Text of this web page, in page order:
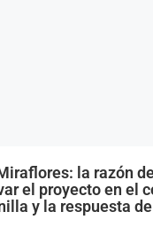
la razón
el proyecto en el
y la respuesta